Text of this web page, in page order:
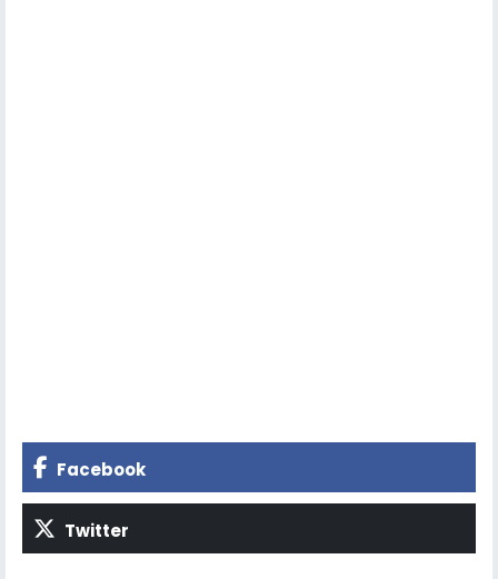
Facebook
Twitter